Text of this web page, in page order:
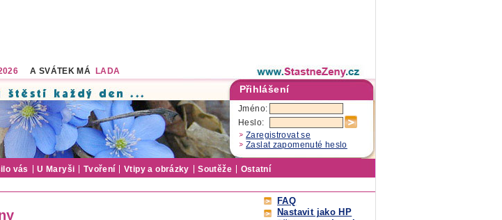
A SVÁTEK MÁ LADA
Přihlášení
Jméno:
Heslo:
Zaregistrovat se
Zaslat zapomenuté heslo
vás U Maryši Tvoření Vtipy a obrázky Soutěže Ostatní
FAQ
Nastavit jako HP